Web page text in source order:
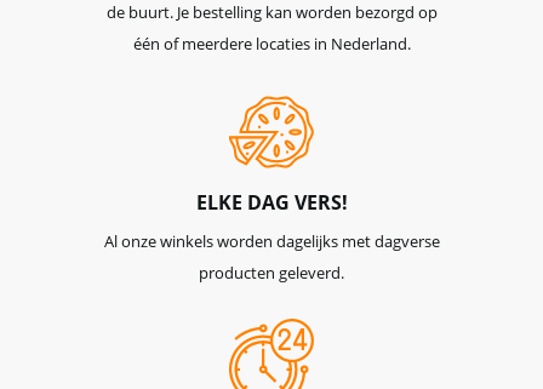
de buurt. Je bestelling kan worden bezorgd op
één of meerdere locaties in Nederland.
ELKE DAG VERS!
Al onze winkels worden dagelijks met dagverse
producten geleverd.